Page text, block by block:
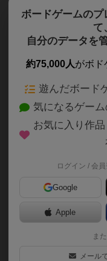
最新情報 ☆KLASK
〜高槻で唯一遊びに
ボードゲーム⚔️常時
ボードゲームのプ
て
自分のデータを
約75,000人がボド
遊んだボード
気になるゲー
お気に入り作
ログイン / 会員
Google
Apple
ま
メール